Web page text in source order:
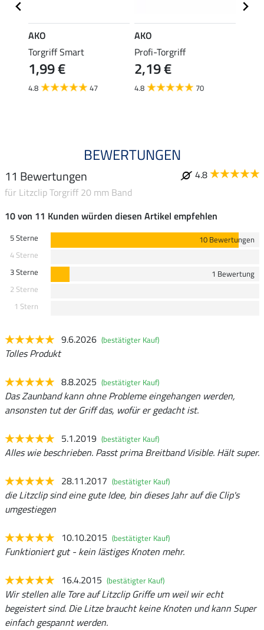
AKO
Torgriff Smart
1,99 €
4.8 47
AKO
Profi-Torgriff
2,19 €
4.8 70
BEWERTUNGEN
11 Bewertungen
4.8
für Litzclip Torgriff 20 mm Band
10 von 11 Kunden würden diesen Artikel empfehlen
5 Sterne
10 Bewertungen
4 Sterne
3 Sterne
1 Bewertung
2 Sterne
1 Stern
9.6.2026 (bestätigter Kauf)
Tolles Produkt
8.8.2025 (bestätigter Kauf)
Das Zaunband kann ohne Probleme eingehangen werden,
ansonsten tut der Griff das, wofür er gedacht ist.
5.1.2019 (bestätigter Kauf)
Alles wie beschrieben. Passt prima Breitband Visible. Hält super.
28.11.2017 (bestätigter Kauf)
die Litzclip sind eine gute Idee, bin dieses Jahr auf die Clip's
umgestiegen
10.10.2015 (bestätigter Kauf)
Funktioniert gut - kein lästiges Knoten mehr.
16.4.2015 (bestätigter Kauf)
Wir stellen alle Tore auf Litzclip Griffe um weil wir echt
begeistert sind. Die Litze braucht keine Knoten und kann Super
einfach gespannt werden.